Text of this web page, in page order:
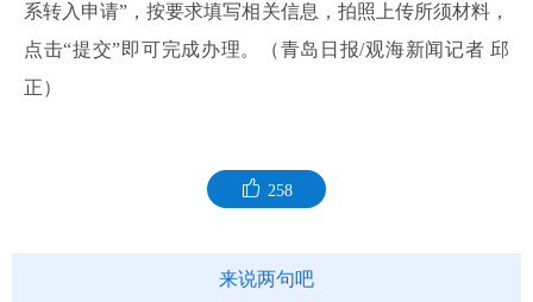
系转入申请”，按要求填写相关信息，拍照上传所须材料，
点击“提交”即可完成办理。（青岛日报/观海新闻记者 邱
正）
258
来说两句吧